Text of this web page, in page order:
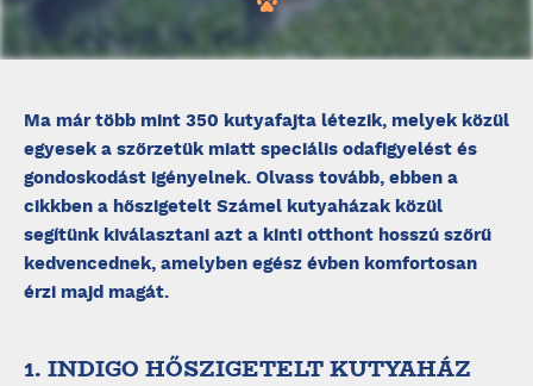
Ma már több mint 350 kutyafajta létezik, melyek közül
egyesek a szőrzetük miatt speciális odafigyelést és
gondoskodást igényelnek. Olvass tovább, ebben a
cikkben a hőszigetelt Számel kutyaházak közül
segítünk kiválasztani azt a kinti otthont hosszú szőrű
kedvencednek, amelyben egész évben komfortosan
érzi majd magát.
1. INDIGO HŐSZIGETELT KUTYAHÁZ